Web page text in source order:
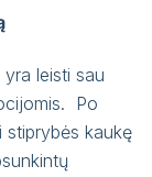
leisti sau
Po
stiprybės kaukę